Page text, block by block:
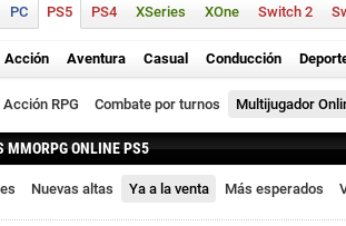
PC PS5 PS4 XSeries XOne Switch 2
Acción Aventura Casual Conducción
Acción RPG Combate por turnos Multijugador
MMORPG ONLINE PS5
Nuevas altas Ya a la venta Más esperados